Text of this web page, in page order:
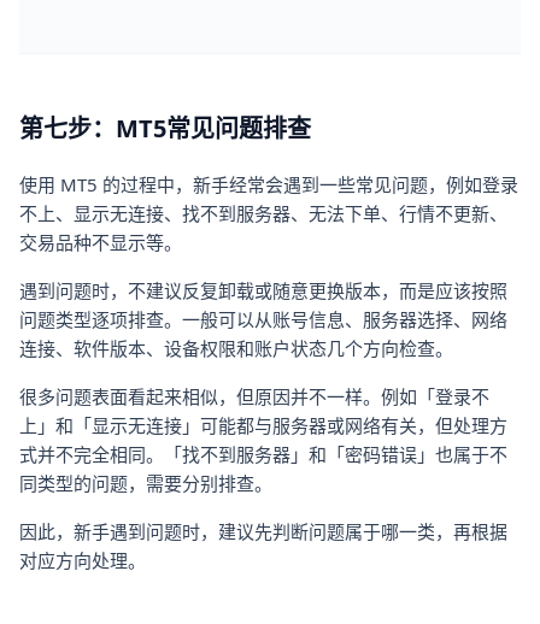
第七步：MT5常见问题排查
使用 MT5 的过程中，新手经常会遇到一些常见问题，例如登录
不上、显示无连接、找不到服务器、无法下单、行情不更新、
交易品种不显示等。
遇到问题时，不建议反复卸载或随意更换版本，而是应该按照
问题类型逐项排查。一般可以从账号信息、服务器选择、网络
连接、软件版本、设备权限和账户状态几个方向检查。
很多问题表面看起来相似，但原因并不一样。例如「登录不
上」和「显示无连接」可能都与服务器或网络有关，但处理方
式并不完全相同。「找不到服务器」和「密码错误」也属于不
同类型的问题，需要分别排查。
因此，新手遇到问题时，建议先判断问题属于哪一类，再根据
对应方向处理。